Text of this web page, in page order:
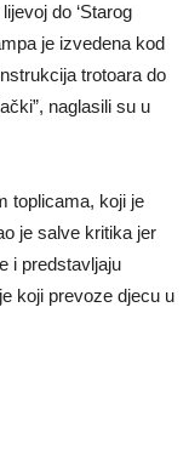
do ‘Starog
je izvedena kod
trotoara do
naglasili su u
toplicama, koji je
je salve kritika jer
i predstavljaju
koji prevoze djecu u